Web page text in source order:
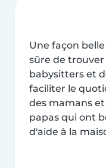
Une façon
sûre de trouver
babysitters et
faciliter le
des mamans
papas qui ont
d'aide à la